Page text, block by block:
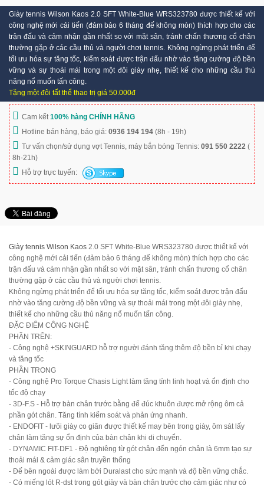
Giày tennis Wilson Kaos 2.0 SFT White-Blue WRS323780 được thiết kế với
công nghệ mới cải tiến (đảm bảo 6 tháng đế không mòn) thích hợp cho các
trận đấu và cảm nhận gần nhất so với mặt sân, tránh chấn thương cổ chân
thường gặp ở các cầu thủ và người chơi tennis. Không ngừng phát triển để
tối ưu hóa sự tăng tốc, kiểm soát được trận đấu nhờ vào tăng cường độ bền
vững và sự thoải mái trong một đôi giày nhẹ, thiết kế cho những cầu thủ
năng nổ muốn tấn công.
Tặng một đôi tất thể thao trị giá 50.000đ
Cam kết100% hàng CHÍNH HÃNG
Hotline bán hàng, báo giá: 0936 194 194 (8h - 19h)
Tư vấn chọn/sử dụng vợt Tennis, máy bắn bóng Tennis: 091 550 2222 (
8h-21h)
Hỗ trợ trực tuyến:
Giày tennis Wilson Kaos 2.0 SFT White-Blue WRS323780 được thiết kế với
công nghệ mới cải tiến (đảm bảo 6 tháng đế không mòn) thích hợp cho các
trận đấu và cảm nhận gần nhất so với mặt sân, tránh chấn thương cổ chân
thường gặp ở các cầu thủ và người chơi tennis.
Không ngừng phát triển để tối ưu hóa sự tăng tốc, kiểm soát được trận đấu
nhờ vào tăng cường độ bền vững và sự thoải mái trong một đôi giày nhẹ,
thiết kế cho những cầu thủ năng nổ muốn tấn công.
ĐẶC ĐIỂM CÔNG NGHỆ
PHẦN TRÊN:
- Công nghệ +SKINGUARD hỗ trợ người đánh tăng thêm độ bền bỉ khi chạy
và tăng tốc
PHẦN TRONG
- Công nghệ Pro Torque Chasis Light làm tăng tính linh hoạt và ổn định cho
tốc độ chạy
- 3D-F.S - Hỗ trợ bàn chân trước bằng đế đúc khuôn được mở rộng ôm cả
phần gót chân. Tăng tính kiểm soát và phản ứng nhanh.
- ENDOFIT - lưõi giày co giãn được thiết kế may bên trong giày, ôm sát lấy
chân làm tăng sự ổn định của bàn chân khi di chuyển.
- DYNAMIC FIT-DF1 - Độ nghiêng từ gót chân đến ngón chân là 6mm tạo sự
thoải mái & cảm giác sân truyền thống
- Đế bên ngoài được làm bởi Duralast cho sức mạnh và độ bền vững chắc.
- Có miếng lót R-dst trong gót giày và bàn chân trước cho cảm giác như có